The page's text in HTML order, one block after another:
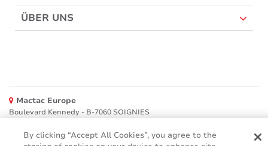
ÜBER UNS
Mactac Europe
Boulevard Kennedy - B-7060 SOIGNIES
Websites
By clicking “Accept All Cookies”, you agree to the